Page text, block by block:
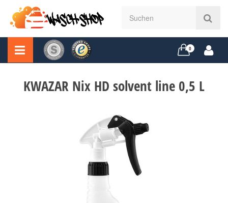
0
KWAZAR Nix HD solvent line 0,5 L